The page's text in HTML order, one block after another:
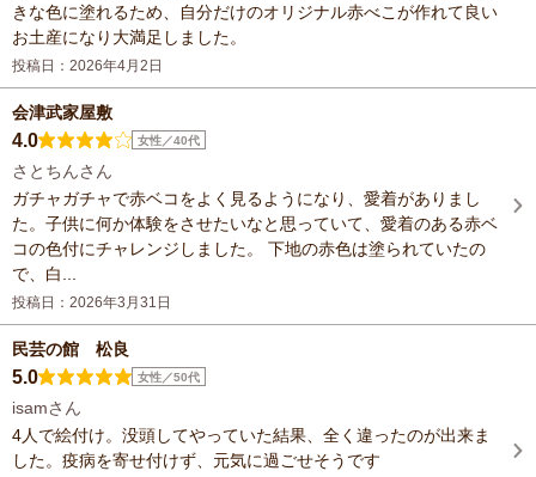
きな色に塗れるため、自分だけのオリジナル赤べこが作れて良い
お土産になり大満足しました。
投稿日：2026年4月2日
会津武家屋敷
4.0 女性／40代
さとちんさん
ガチャガチャで赤ベコをよく見るようになり、愛着がありまし
た。子供に何か体験をさせたいなと思っていて、愛着のある赤ベ
コの色付にチャレンジしました。 下地の赤色は塗られていたの
で、白...
投稿日：2026年3月31日
民芸の館 松良
5.0 女性／50代
isamさん
4人で絵付け。没頭してやっていた結果、全く違ったのが出来ま
した。疫病を寄せ付けず、元気に過ごせそうです